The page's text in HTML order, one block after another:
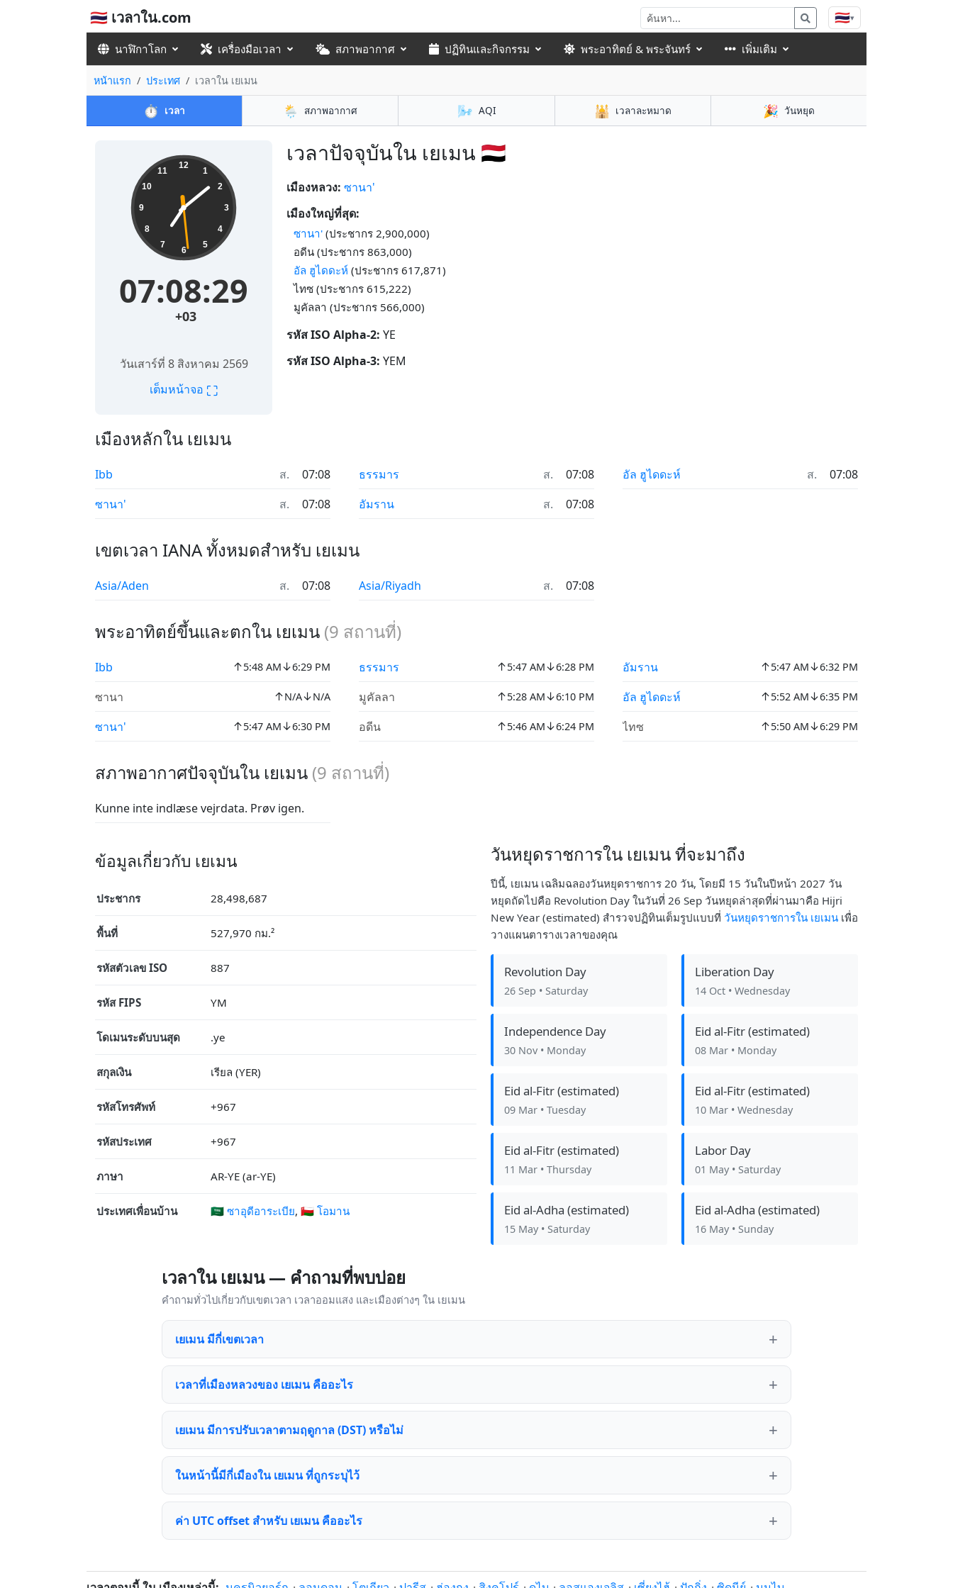
🇹🇭 เวลาใน.com 🇹🇭▾
นาฬิกาโลก เครื่องมือเวลา สภาพอากาศ ปฏิทินและกิจกรรม พระอาทิตย์ & พระจันทร์ เพิ่มเติม
หน้าแรก ประเทศ เวลาใน เยเมน
⏱️ เวลา 🌦️ สภาพอากาศ 🌬️ AQI 🕌 เวลาละหมาด 🎉 วันหยุด
เวลาปัจจุบันใน เยเมน 🇾🇪
12
1
2
3
4
5
6
7
8
9
10
11
07:08:29
+03
วันเสาร์ที่ 8 สิงหาคม 2569
เต็มหน้าจอ ⛶
เมืองหลวง: ซานา'
เมืองใหญ่ที่สุด:
ซานา' (ประชากร 2,900,000)
อดีน (ประชากร 863,000)
อัล ฮูไดดะห์ (ประชากร 617,871)
ไทซ (ประชากร 615,222)
มูคัลลา (ประชากร 566,000)
รหัส ISO Alpha-2: YE
รหัส ISO Alpha-3: YEM
เมืองหลักใน เยเมน
Ibb ส.
07:08
ซานา'
ส. 07:08
ธรรมาร ส.
07:08
อัมราน
ส. 07:08
อัล ฮูไดดะห์ ส. 07:08
เขตเวลา IANA ทั้งหมดสำหรับ เยเมน
Asia/Aden ส. 07:08 Asia/Riyadh ส. 07:08
พระอาทิตย์ขึ้นและตกใน เยเมน (9 สถานที่)
Ibb ↑5:48 AM↓6:29 PM
ซานา ↑N/A↓N/A
ซานา' ↑5:47 AM↓6:30 PM
ธรรมาร ↑5:47 AM↓6:28 PM
มูคัลลา ↑5:28 AM↓6:10 PM
อดีน ↑5:46 AM↓6:24 PM
อัมราน ↑5:47 AM↓6:32 PM
อัล ฮูไดดะห์ ↑5:52 AM↓6:35 PM
ไทซ ↑5:50 AM↓6:29 PM
สภาพอากาศปัจจุบันใน เยเมน (9 สถานที่)
Kunne inte indlæse vejrdata. Prøv igen.
ข้อมูลเกี่ยวกับ เยเมน
ประชากร 28,498,687
พื้นที่ 527,970 กม.²
รหัสตัวเลข ISO 887
รหัส FIPS YM
โดเมนระดับบนสุด .ye
สกุลเงิน เรียล (YER)
รหัสโทรศัพท์ +967
รหัสประเทศ +967
ภาษา AR-YE (ar-YE)
ประเทศเพื่อนบ้าน 🇸🇦 ซาอุดีอาระเบีย, 🇴🇲 โอมาน
วันหยุดราชการใน เยเมน ที่จะมาถึง
ปีนี้, เยเมน เฉลิมฉลองวันหยุดราชการ 20 วัน, โดยมี 15 วันในปีหน้า 2027 วัน
หยุดถัดไปคือ Revolution Day ในวันที่ 26 Sep วันหยุดล่าสุดที่ผ่านมาคือ Hijri
New Year (estimated) สำรวจปฏิทินเต็มรูปแบบที่ วันหยุดราชการใน เยเมน เพื่อ
วางแผนตารางเวลาของคุณ
Revolution Day
26 Sep • Saturday
Liberation Day
14 Oct • Wednesday
Independence Day
30 Nov • Monday
Eid al-Fitr (estimated)
08 Mar • Monday
Eid al-Fitr (estimated)
09 Mar • Tuesday
Eid al-Fitr (estimated)
10 Mar • Wednesday
Eid al-Fitr (estimated)
11 Mar • Thursday
Labor Day
01 May • Saturday
Eid al-Adha (estimated)
15 May • Saturday
Eid al-Adha (estimated)
16 May • Sunday
เวลาใน เยเมน — คำถามที่พบบ่อย
คำถามทั่วไปเกี่ยวกับเขตเวลา เวลาออมแสง และเมืองต่างๆ ใน เยเมน
เยเมน มีกี่เขตเวลา
เวลาที่เมืองหลวงของ เยเมน คืออะไร
เยเมน มีการปรับเวลาตามฤดูกาล (DST) หรือไม่
ในหน้านี้มีกี่เมืองใน เยเมน ที่ถูกระบุไว้
ค่า UTC offset สำหรับ เยเมน คืออะไร